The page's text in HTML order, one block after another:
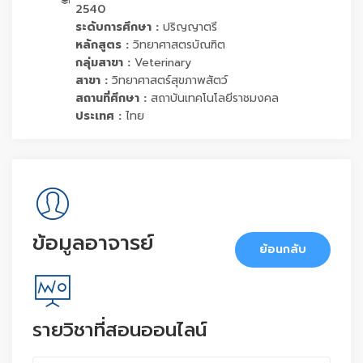
2540
ระดับการศึกษา : ปริญญาตรี
หลักสูตร : วิทยาศาสตรบัณฑิต
กลุ่มสาขา : Veterinary
สาขา : วิทยาศาสตร์สุขภาพสัตว์
สถานที่ศึกษา : สถาบันเทคโนโลยีราชมงคล
ประเทศ : ไทย
ข้อมูลอาจารย์ ย้อนกลับ
รายวิชาที่สอนออนไลน์